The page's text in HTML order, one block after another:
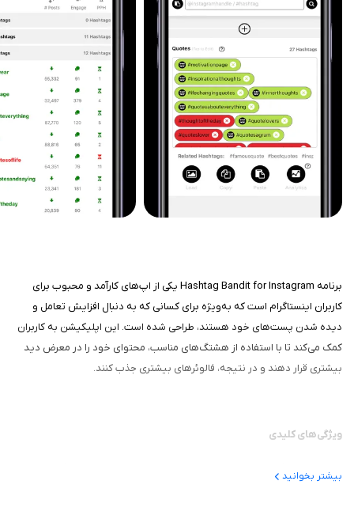
برنامه Hashtag Bandit for Instagram یکی از اپ‌های کارآمد و محبوب برای
کاربران اینستاگرام است که به‌ویژه برای کسانی که به دنبال افزایش تعامل و
دیده شدن پست‌های خود هستند، طراحی شده است. این اپلیکیشن به کاربران
کمک می‌کند تا با استفاده از هشتگ‌های مناسب، محتوای خود را در معرض دید
بیشتری قرار دهند و در نتیجه، فالوئرهای بیشتری جذب کنند.
ویژگی‌های کلیدی
بیشتر بخوانید